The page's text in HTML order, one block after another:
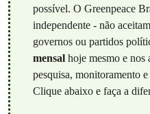
possível. O Greenpeace
independente - não
governos ou partidos
mensalhoje mesmo e nos
pesquisa, monitoramento
Clique abaixo e faça a